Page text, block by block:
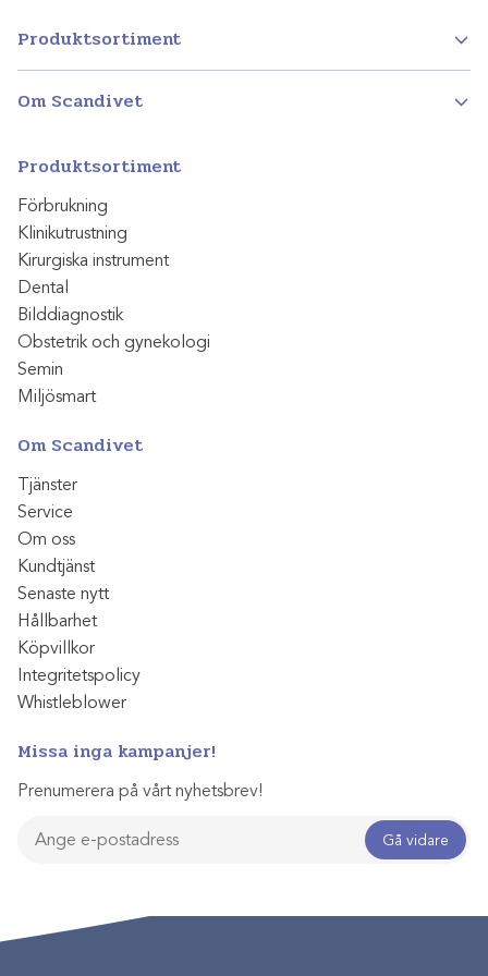
Produktsortiment
Om Scandivet
Produktsortiment
Förbrukning
Klinikutrustning
Kirurgiska instrument
Dental
Bilddiagnostik
Obstetrik och gynekologi
Semin
Miljösmart
Om Scandivet
Tjänster
Service
Om oss
Kundtjänst
Senaste nytt
Hållbarhet
Köpvillkor
Integritetspolicy
Whistleblower
Missa inga kampanjer!
Prenumerera på vårt nyhetsbrev!
Gå vidare